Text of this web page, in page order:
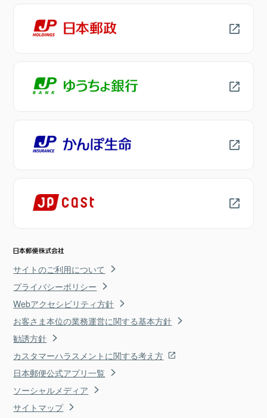
サイトのご利用について
プライバシーポリシー
Webアクセシビリティ方針
お客さま本位の業務運営に関する基本方針
勧誘方針
カスタマーハラスメントに関する考え方
日本郵便公式アプリ一覧
ソーシャルメディア
サイトマップ